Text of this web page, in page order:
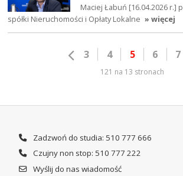
Maciej Łabuń [16.04.2026 r.]
spółki Nieruchomości i Opłaty Lokalne » więcej
3 4 5 6 7
121 na 13 stronach
Zadzwoń do studia: 510 777 666
Czujny non stop: 510 777 222
Wyślij do nas wiadomość